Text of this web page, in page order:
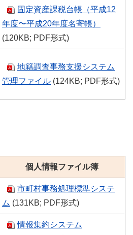
固定資産課税台帳（平成12
年度〜平成20年度名寄帳）
(120KB; PDF形式)
地籍調査事務支援システム
管理ファイル (124KB; PDF形式)
個人情報ファイル簿
市町村事務処理標準システ
ム (131KB; PDF形式)
情報集約システム